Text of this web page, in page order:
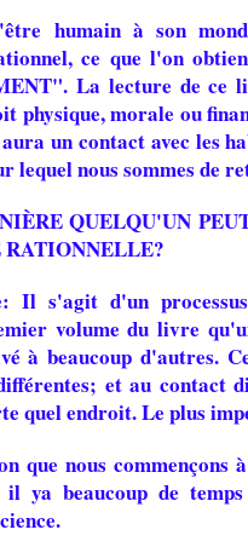
humain à son
ce que l'on
La lecture de
physique, morale ou
un contact avec les
lequel nous sommes de
QUELQU'UN
Il s'agit d'un
volume du livre
à beaucoup d'autres.
et au contact
quel endroit. Le plus
que nous
ya beaucoup de